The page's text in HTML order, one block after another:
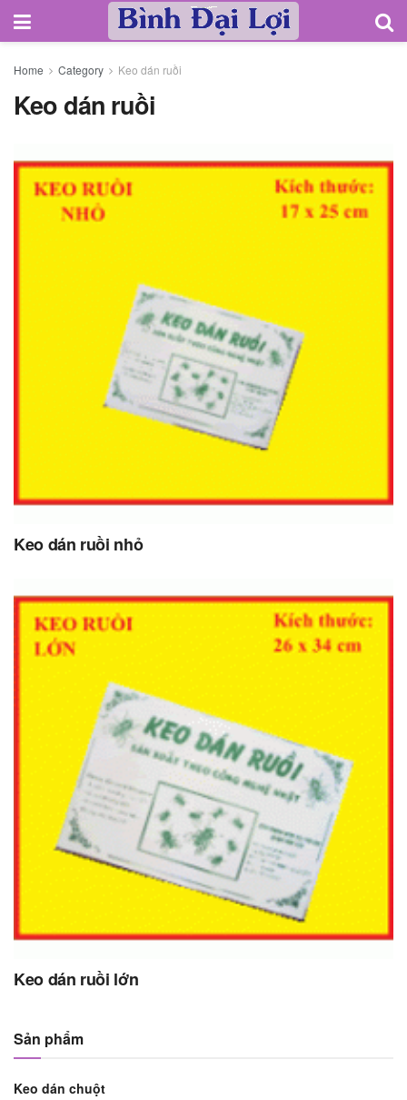
Home Category Keo dán ruồi
Keo dán ruồi
Keo dán ruồi nhỏ
Keo dán ruồi lớn
Sản phẩm
Keo dán chuột